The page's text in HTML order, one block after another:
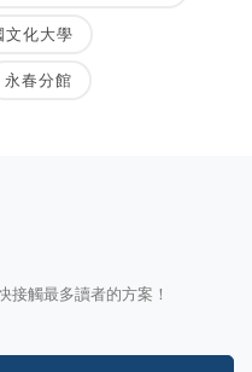
文化大學
永春分館
接觸最多讀者的方案！